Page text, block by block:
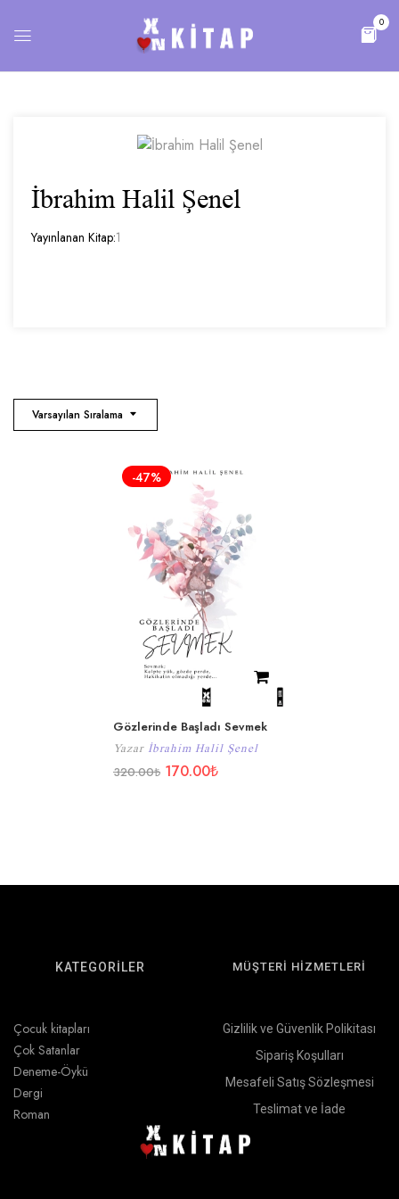
0
İbrahim Halil Şenel
Yayınlanan Kitap:1
Varsayılan Sıralama
-47%
Gözlerinde Başladı Sevmek
Yazar İbrahim Halil Şenel
320.00₺ 170.00₺
KATEGORİLER
Çocuk kitapları
Çok Satanlar
Deneme-Öykü
Dergi
Roman
MÜŞTERİ HİZMETLERİ
Gizlilik ve Güvenlik Polikitası
Sipariş Koşulları
Mesafeli Satış Sözleşmesi
Teslimat ve İade